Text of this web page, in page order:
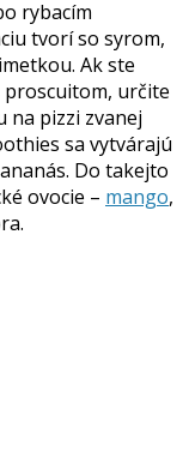
rybacím
tvorí so syrom,
Ak ste
proscuitom, určite
na pizzi zvanej
sa vytvárajú
Do takejto
ovocie – mango,